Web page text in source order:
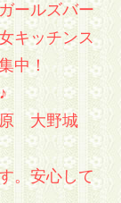
ールズバー
キッチンス
中！
原 大野城
。安心して